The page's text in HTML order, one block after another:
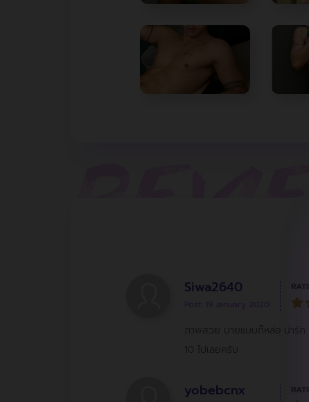
Siwa2640
ภาพสวย นายแบบก็หล่อ น่ารัก
10 ไปเลยครับ
yobebcnx